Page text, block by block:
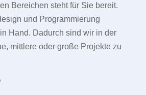
Bereichen steht für Sie bereit.
und Programmierung
Hand. Dadurch sind wir in der
mittlere oder große Projekte zu